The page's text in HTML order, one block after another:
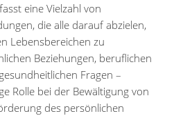
eine Vielzahl von
die alle darauf abzielen,
Lebensbereichen zu
Beziehungen, beruflichen
Fragen –
Rolle bei der Bewältigung von
des persönlichen